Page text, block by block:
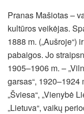
Pranas Mašiotas –
kultūros veikėjas.
1888 m.
pabaigos. Jo
1905–1906 m. –
garsas“, 1920–1924
„Šviesa“, „Vienybė
„Lietuva“, vaikų